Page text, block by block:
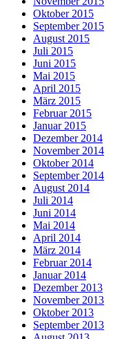
Oktober 2015
September 2015
August 2015
Juli 2015
Juni 2015
Mai 2015
April 2015
März 2015
Februar 2015
Januar 2015
Dezember 2014
November 2014
Oktober 2014
September 2014
August 2014
Juli 2014
Juni 2014
Mai 2014
April 2014
März 2014
Februar 2014
Januar 2014
Dezember 2013
November 2013
Oktober 2013
September 2013